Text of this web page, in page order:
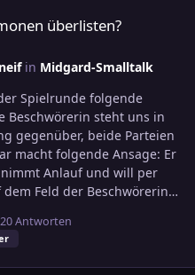
überlisten?
in Midgard-Smalltalk
Beschwörerin steht uns in
gegenüber, beide Parteien
macht folgende Ansage: Er
Anlauf und will per
Feld der Beschwörerin
die Beschwörerin
die den Sprung
was genau ausreichte um
20 Antworten